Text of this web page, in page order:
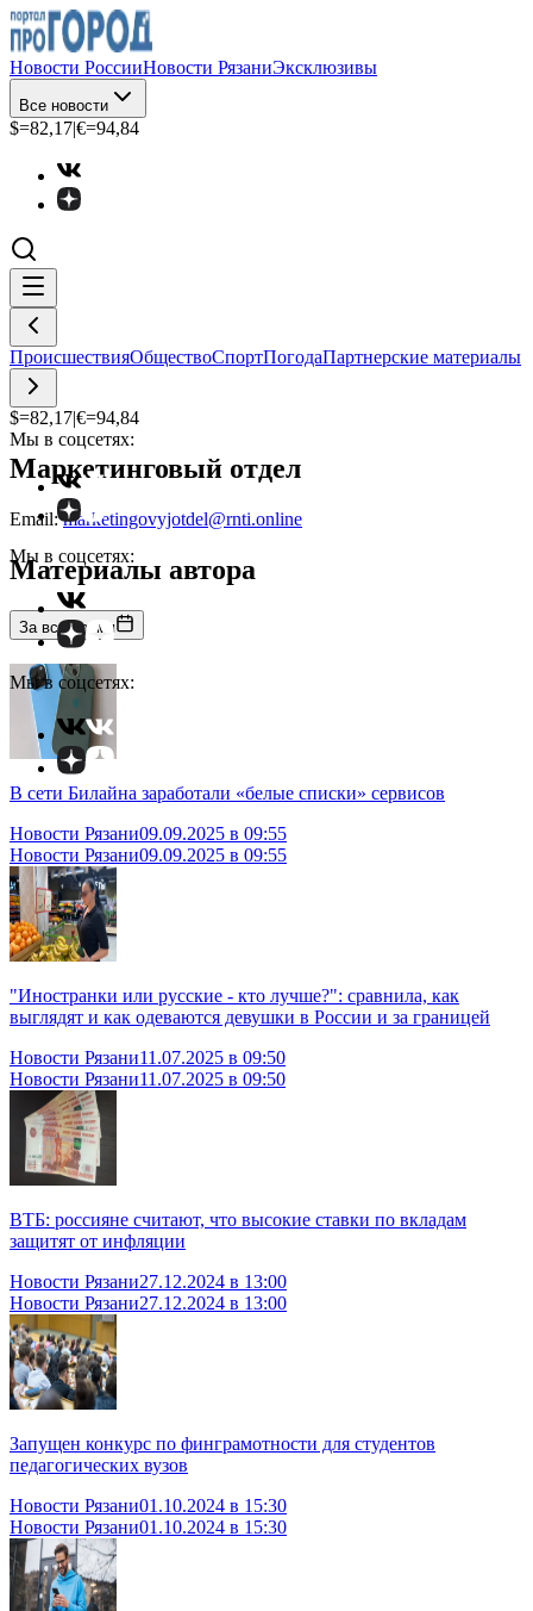
Новости РоссииНовости РязаниЭксклюзивы
Все новости
$=82,17|€=94,84
ПроисшествияОбществоСпортПогодаПартнерские материалы
$=82,17|€=94,84
Мы в соцсетях:
Мы в соцсетях:
Мы в соцсетях:
Маркетинговый отдел
Email: marketingovyjotdel@rnti.online
Материалы автора
За все время
В сети Билайна заработали «белые списки» сервисов
Новости Рязани09.09.2025 в 09:55
Новости Рязани09.09.2025 в 09:55
"Иностранки или русские - кто лучше?": сравнила, как
выглядят и как одеваются девушки в России и за границей
Новости Рязани11.07.2025 в 09:50
Новости Рязани11.07.2025 в 09:50
ВТБ: россияне считают, что высокие ставки по вкладам
защитят от инфляции
Новости Рязани27.12.2024 в 13:00
Новости Рязани27.12.2024 в 13:00
Запущен конкурс по финграмотности для студентов
педагогических вузов
Новости Рязани01.10.2024 в 15:30
Новости Рязани01.10.2024 в 15:30